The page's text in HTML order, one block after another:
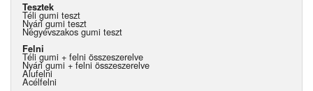
Tesztek
Téli gumi teszt
Nyári gumi teszt
Négyévszakos gumi teszt
Felni
Téli gumi + felni összeszerelve
Nyári gumi + felni összeszerelve
Alufelni
Acélfelni